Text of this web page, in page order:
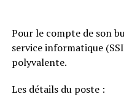
Pour le compte de son
service informatique
polyvalente.
Les détails du poste :